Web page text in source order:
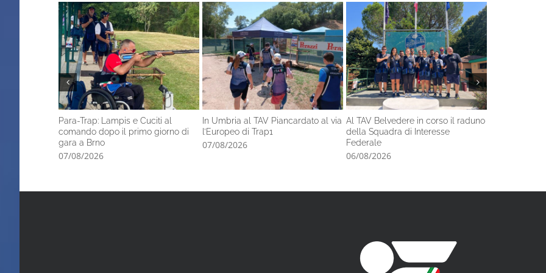
Para-Trap: Lampis e Cuciti al
comando dopo il primo giorno di
gara a Brno
07/08/2026
In Umbria al TAV Piancardato al via
l’Europeo di Trap1
07/08/2026
Al TAV Belvedere in corso il raduno
della Squadra di Interesse
Federale
06/08/2026